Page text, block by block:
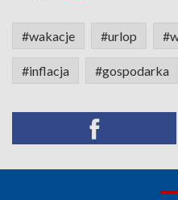
#wakacje #urlop
#inflacja #gospodarka